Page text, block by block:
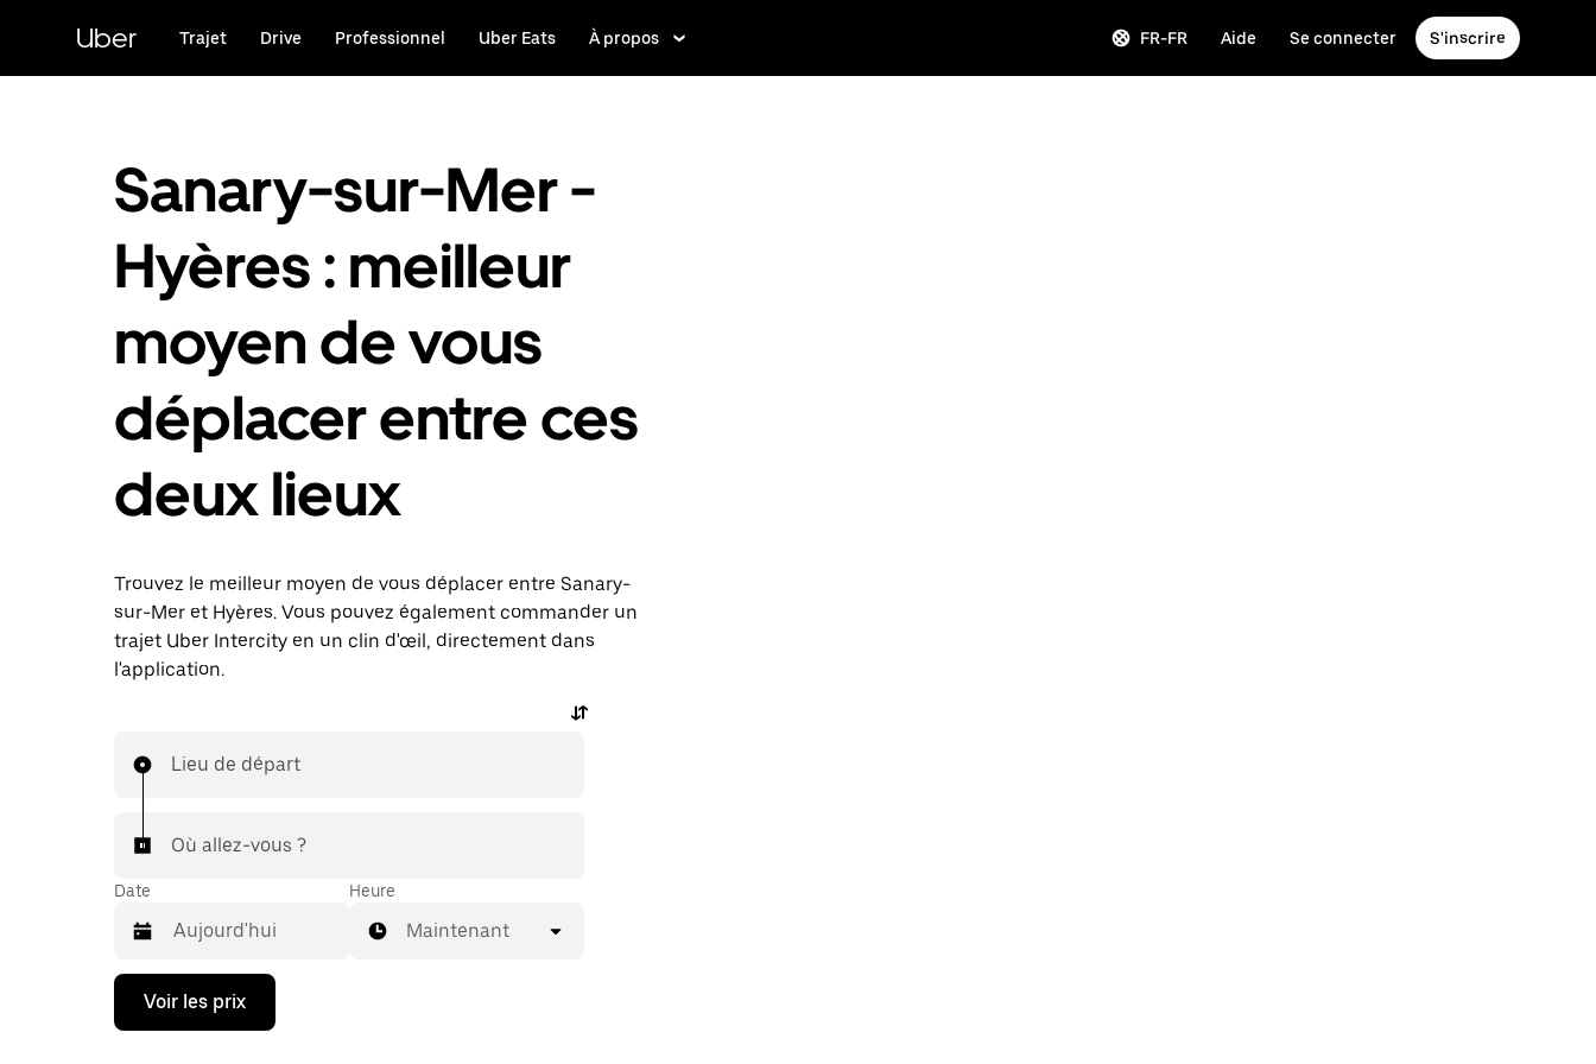
principal
Uber Trajet Drive Professionnel Uber Eats À propos FR-FR Aide Se connecter S'inscrire
Sanary-sur-Mer -
Hyères : meilleur
moyen de vous
déplacer entre ces
deux lieux
Trouvez le meilleur moyen de vous déplacer entre Sanary-
sur-Mer et Hyères. Vous pouvez également commander un
trajet Uber Intercity en un clin d'œil, directement dans
l'application.
Lieu de départ
Où allez-vous ?
Date
Appuyez
la
Heure
Maintenant
Voir les prix